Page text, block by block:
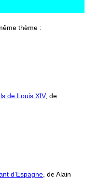
thème :
de Louis XIV, de
d’Espagne, de Alain